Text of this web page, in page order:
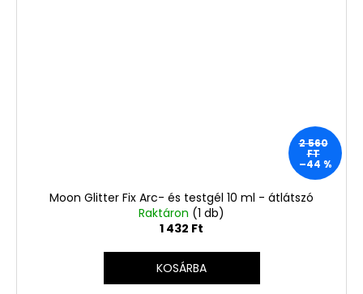
2 560
FT
–44 %
Moon Glitter Fix Arc- és testgél 10 ml - átlátszó
Raktáron (1 db)
1 432 Ft
KOSÁRBA